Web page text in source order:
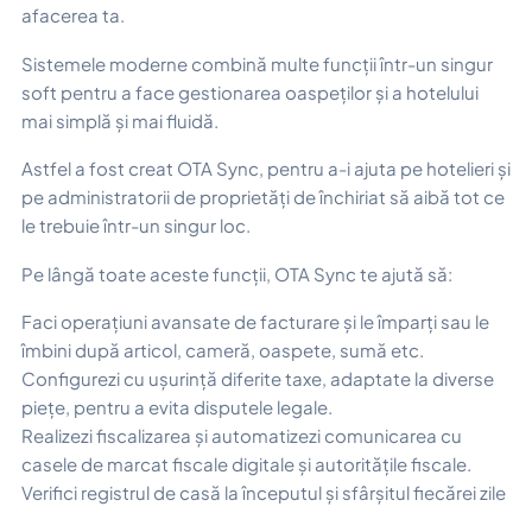
afacerea ta.
Sistemele moderne combină multe funcții într-un singur
soft pentru a face gestionarea oaspeților și a hotelului
mai simplă și mai fluidă.
Astfel a fost creat OTA Sync, pentru a-i ajuta pe hotelieri și
pe administratorii de proprietăți de închiriat să aibă tot ce
le trebuie într-un singur loc.
Pe lângă toate aceste funcții, OTA Sync te ajută să:
Faci operațiuni avansate de facturare și le împarți sau le
îmbini după articol, cameră, oaspete, sumă etc.
Configurezi cu ușurință diferite taxe, adaptate la diverse
piețe, pentru a evita disputele legale.
Realizezi fiscalizarea și automatizezi comunicarea cu
casele de marcat fiscale digitale și autoritățile fiscale.
Verifici registrul de casă la începutul și sfârșitul fiecărei zile